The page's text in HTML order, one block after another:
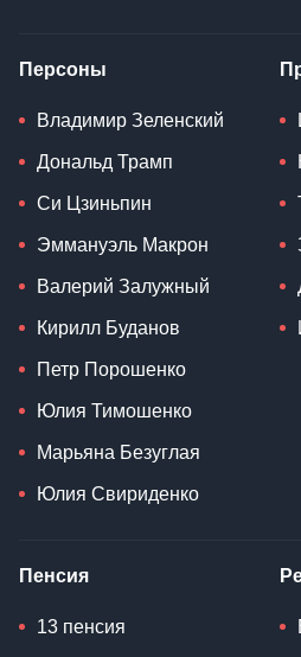
Персоны
Владимир Зеленский
Дональд Трамп
Си Цзиньпин
Эммануэль Макрон
Валерий Залужный
Кирилл Буданов
Петр Порошенко
Юлия Тимошенко
Марьяна Безуглая
Юлия Свириденко
Пенсия
13 пенсия